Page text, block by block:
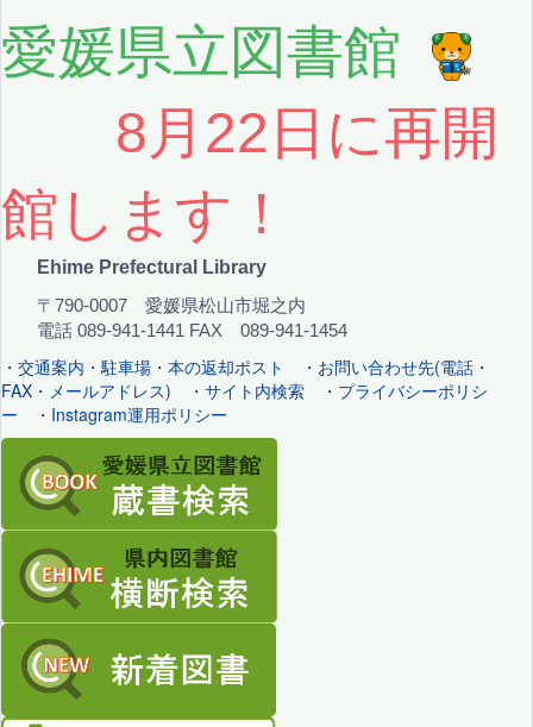
愛媛県立図書館
8月22日に再開
館します！
Ehime Prefectural Library
〒790-0007 愛媛県松山市堀之内
電話 089-941-1441 FAX 089-941-1454
・ 交通案内・駐車場・本の返却ポスト ・ お問い合わせ先(電話・
FAX・メールアドレス) ・ サイト内検索 ・ プライバシーポリシ
ー ・ Instagram運用ポリシー